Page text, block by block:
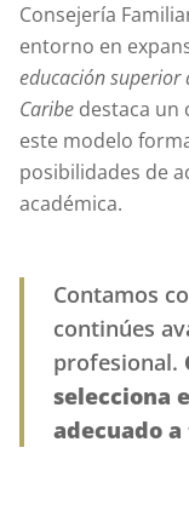
Consejería
entorno en
educación superior
Caribe destaca un
este modelo
posibilidades de
académica.
Contamos
continúes
profesional.
selecciona
adecuado